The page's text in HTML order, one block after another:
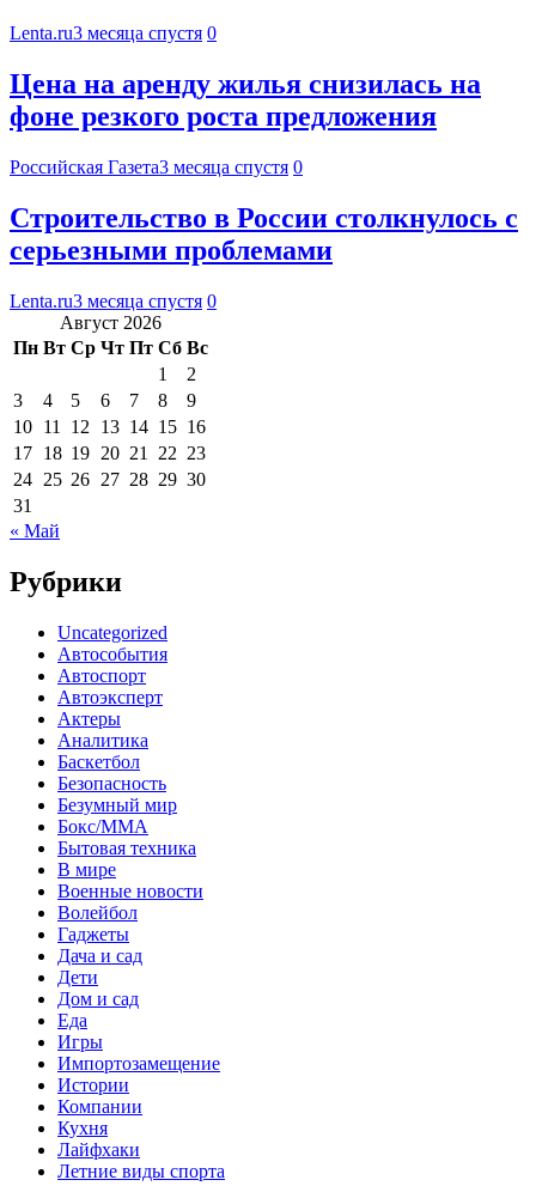
Lenta.ru3 месяца спустя 0
Цена на аренду жилья снизилась на
фоне резкого роста предложения
Российская Газета3 месяца спустя 0
Строительство в России столкнулось с
серьезными проблемами
Lenta.ru3 месяца спустя 0
Август 2026
Пн Вт Ср Чт Пт Сб Вс
1
2
3
4 5 6 7 8
9
10 11 12 13 14 15 16
17 18 19 20 21 22 23
24 25 26 27 28 29 30
31
« Май
Рубрики
Uncategorized
Автособытия
Автоспорт
Автоэксперт
Актеры
Аналитика
Баскетбол
Безопасность
Безумный мир
Бокс/MMA
Бытовая техника
В мире
Военные новости
Волейбол
Гаджеты
Дача и сад
Дети
Дом и сад
Еда
Игры
Импортозамещение
Истории
Компании
Кухня
Лайфхаки
Летние виды спорта